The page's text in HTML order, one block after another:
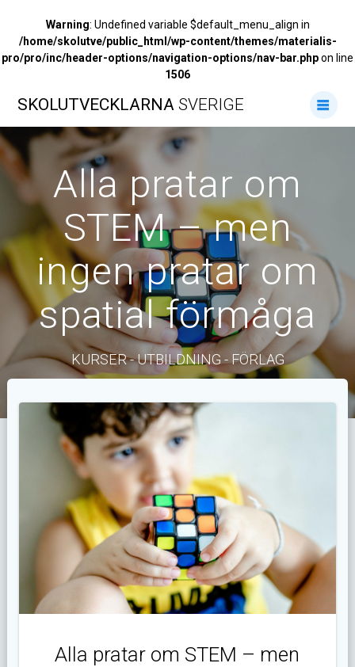
Warning: Undefined variable $default_menu_align in
/home/skolutve/public_html/wp-content/themes/materialis-
pro/pro/inc/header-options/navigation-options/nav-bar.phpon line
1506
till
SKOLUTVECKLARNA SVERIGE
Alla pratar om
STEM – men
ingen pratar om
spatial förmåga
KURSER - UTBILDNING - FÖRLAG
Alla pratar om STEM – men